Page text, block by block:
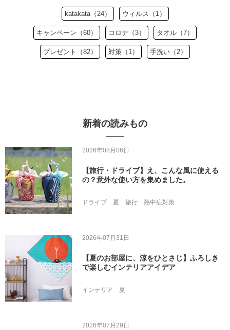
katakata（24） ウィルス（1）
キャンペーン（60） コロナ（3） タオル（7）
プレゼント（82） 対策（1） 手洗い（2）
新着の読みもの
2026年08月06日
【旅行・ドライブ】え、こんな風に使える
の？意外な使い方を集めました。
ドライブ 夏 旅行 熱中症対策
2026年07月31日
【夏のお部屋に、涼をひとさじ】ふろしき
で楽しむインテリアアイデア
インテリア 夏
2026年07月29日